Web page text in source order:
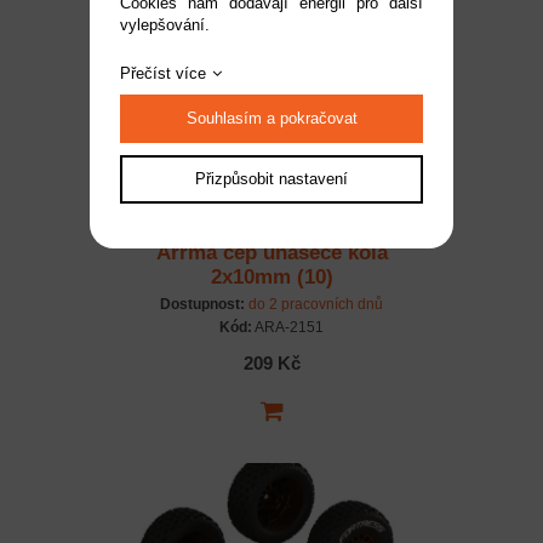
Arrma čep unašeče kola
2x10mm (10)
Dostupnost: do 2 pracovních dnů
Kód: ARA-2151
209 Kč
vylepšování.
Přečíst více
Souhlasím a pokračovat
Přizpůsobit nastavení